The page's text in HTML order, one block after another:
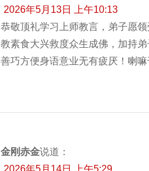
2026年5月13日 上午10:13
恭敬顶礼学习上师教言，弟子愿
教素食大兴救度众生成佛，加持
善巧方便身语意业无有疲厌！喇嘛
金刚赤金说道：
2026年5月14日 上午5:29